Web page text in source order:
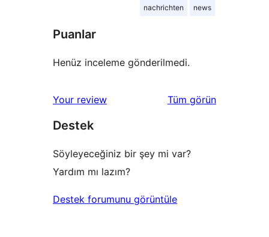
nachrichten news
Puanlar
Henüz inceleme gönderilmedi.
Your review Tüm değerlendirmeleri
görün
Destek
Söyleyeceğiniz bir şey mi var?
Yardım mı lazım?
Destek forumunu görüntüle